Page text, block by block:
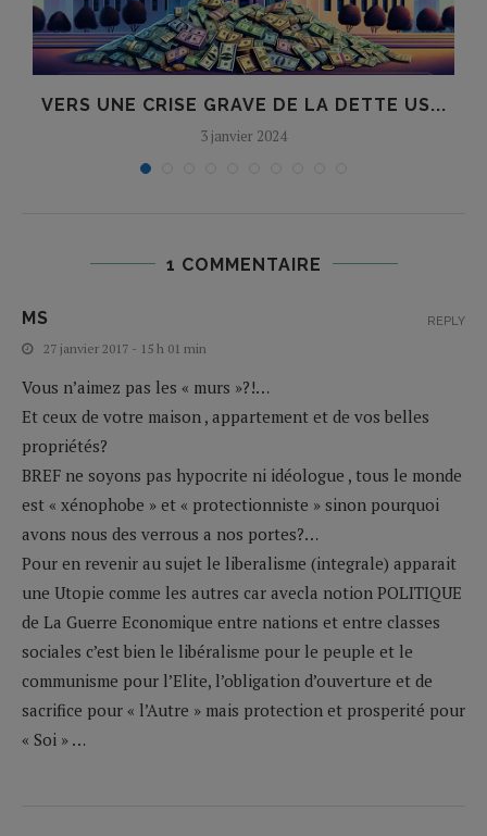
VERS UNE CRISE GRAVE DE LA DETTE US...
3 janvier 2024
1 COMMENTAIRE
MS
27 janvier 2017 - 15 h 01 min
Vous n’aimez pas les « murs »?!…
Et ceux de votre maison , appartement et de vos belles
propriétés?
BREF ne soyons pas hypocrite ni idéologue , tous le monde
est « xénophobe » et « protectionniste » sinon pourquoi
avons nous des verrous a nos portes?…
Pour en revenir au sujet le liberalisme (integrale) apparait
une Utopie comme les autres car avecla notion POLITIQUE
de La Guerre Economique entre nations et entre classes
sociales c’est bien le libéralisme pour le peuple et le
communisme pour l’Elite, l’obligation d’ouverture et de
sacrifice pour « l’Autre » mais protection et prosperité pour
« Soi » …
REPLY